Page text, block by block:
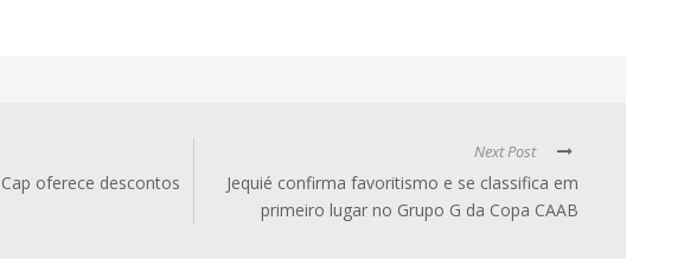
oferece descontos
Next Post
Jequié confirma favoritismo e se classifica em
primeiro lugar no Grupo G da Copa CAAB